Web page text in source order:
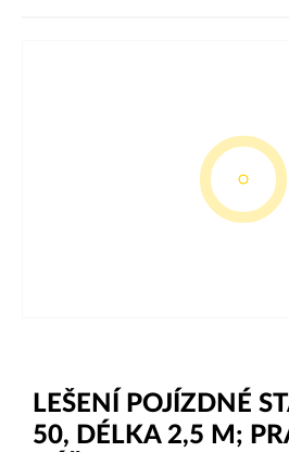
LEŠENÍ POJÍZDNÉ
50, DÉLKA 2,5 M;